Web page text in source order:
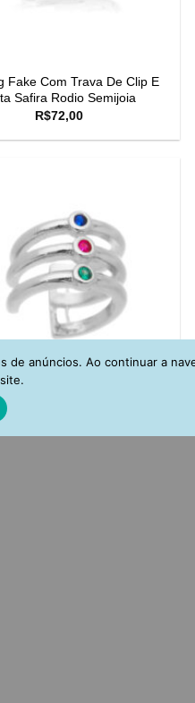
Fake Com Trava De Clip E
Safira Rodio Semijoia
R$72,00
De Pressão Tres Fileiras
Inglesa Zirconias Coloridas
anúncios. Ao continuar a